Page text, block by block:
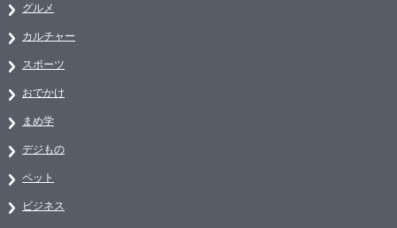
グルメ
カルチャー
スポーツ
おでかけ
まめ学
デジもの
ペット
ビジネス